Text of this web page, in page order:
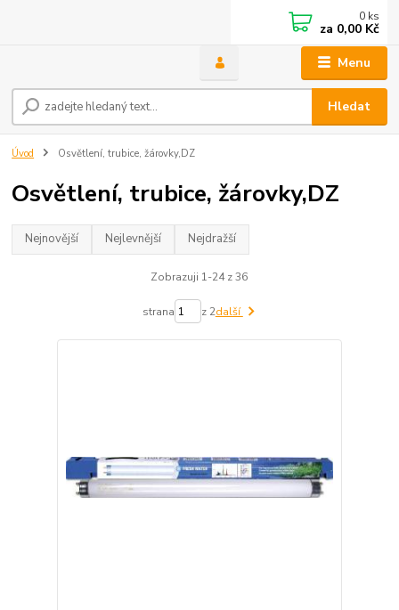
Menu
Hledat
0 ks
za 0,00 Kč
Úvod Osvětlení, trubice, žárovky,DZ
Osvětlení, trubice, žárovky,DZ
Nejnovější Nejlevnější Nejdražší
Zobrazuji 1-24 z 36
strana z 2další